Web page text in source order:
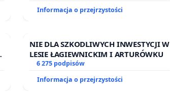
Informacja o przejrzystości
NIE DLA SZKODLIWYCH INWESTYCJI W
LESIE ŁAGIEWNICKIM I ARTURÓWKU
6 275 podpisów
Informacja o przejrzystości